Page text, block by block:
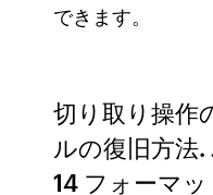
できます。
切り取り操作
ルの復旧方法
14 フォーマ